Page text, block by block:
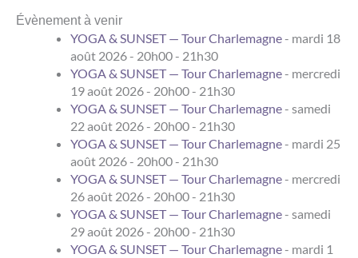
Évènement à venir
YOGA & SUNSET — Tour Charlemagne- mardi 18
août 2026 - 20h00 - 21h30
YOGA & SUNSET — Tour Charlemagne- mercredi
19 août 2026 - 20h00 - 21h30
YOGA & SUNSET — Tour Charlemagne- samedi
22 août 2026 - 20h00 - 21h30
YOGA & SUNSET — Tour Charlemagne- mardi 25
août 2026 - 20h00 - 21h30
YOGA & SUNSET — Tour Charlemagne- mercredi
26 août 2026 - 20h00 - 21h30
YOGA & SUNSET — Tour Charlemagne- samedi
29 août 2026 - 20h00 - 21h30
YOGA & SUNSET — Tour Charlemagne- mardi 1